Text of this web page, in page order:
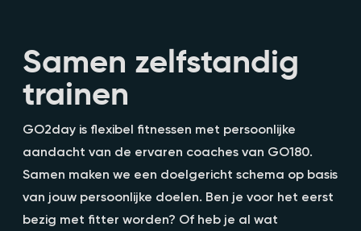
Samen zelfstandig
trainen
GO2day is flexibel fitnessen met persoonlijke
aandacht van de ervaren coaches van GO180.
Samen maken we een doelgericht schema op basis
van jouw persoonlijke doelen. Ben je voor het eerst
bezig met fitter worden? Of heb je al wat